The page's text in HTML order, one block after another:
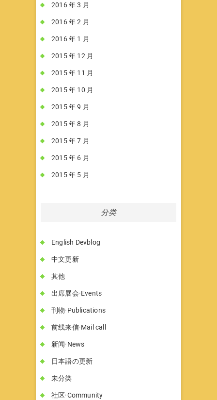
2016 年 3 月
2016 年 2 月
2016 年 1 月
2015 年 12 月
2015 年 11 月
2015 年 10 月
2015 年 9 月
2015 年 8 月
2015 年 7 月
2015 年 6 月
2015 年 5 月
分类
English Devblog
中文更新
其他
出席展会·Events
刊物·Publications
前线来信·Mail call
新闻·News
日本語の更新
未分类
社区·Community